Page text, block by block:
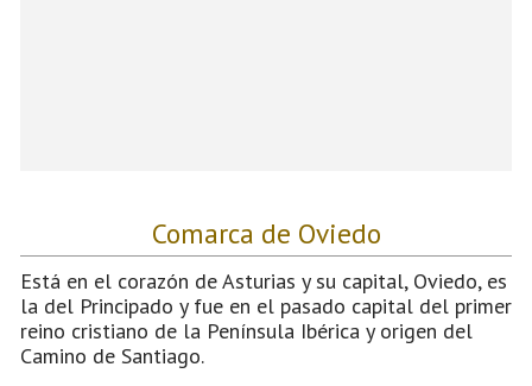
Comarca de Oviedo
Está en el corazón de Asturias y su capital, Oviedo, es
la del Principado y fue en el pasado capital del primer
reino cristiano de la Península Ibérica y origen del
Camino de Santiago.